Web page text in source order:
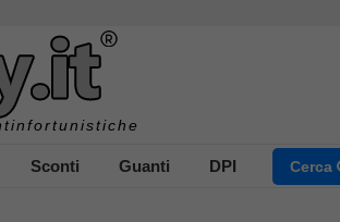
Sconti Guanti DPI Cerca